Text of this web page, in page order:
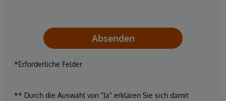
Absenden
*Erforderliche Felder
** Durch die Auswahl von "Ja" erklären Sie sich damit